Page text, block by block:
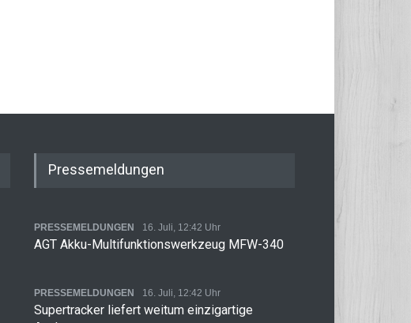
Pressemeldungen
PRESSEMELDUNGEN 16. Juli, 12:42 Uhr
AGT Akku-Multifunktionswerkzeug MFW-340
PRESSEMELDUNGEN 16. Juli, 12:42 Uhr
Supertracker liefert weitum einzigartige